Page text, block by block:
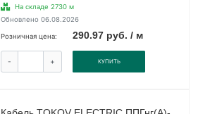
На складе 2730 м
Обновлено 06.08.2026
Розничная цена: 290.97 руб. / м
- + КУПИТЬ